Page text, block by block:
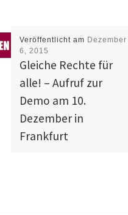
Veröffentlicht am Dezember
6, 2015
Gleiche Rechte für
alle! – Aufruf zur
Demo am 10.
Dezember in
Frankfurt